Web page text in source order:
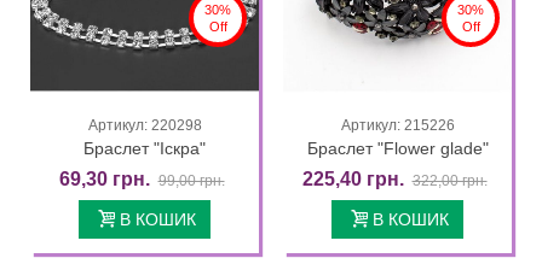
30%
Off
Артикул: 220298
Браслет "Іскра"
69,30 грн. 99,00 грн.
В КОШИК
30%
Off
Артикул: 215226
Браслет "Flower glade"
225,40 грн. 322,00 грн.
В КОШИК